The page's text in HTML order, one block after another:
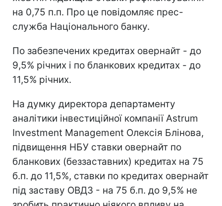
на 0,75 п.п. Про це повідомляє прес-
служба Національного банку.
По забезпечених кредитах овернайт - до
9,5% річних і по бланкових кредитах - до
11,5% річних.
На думку директора департаменту
аналітики інвестиційної компанії Astrum
Investment Management Олексія Блінова,
підвищення НБУ ставки овернайт по
бланкових (беззаставних) кредитах на 75
б.п. до 11,5%, ставки по кредитах овернайт
під заставу ОВДЗ - на 75 б.п. до 9,5% не